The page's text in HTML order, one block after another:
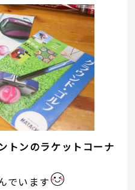
トンのラケットコーナ
でいます